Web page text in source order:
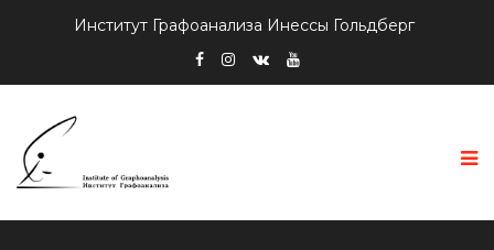
Институт Графоанализа Инессы Гольдберг